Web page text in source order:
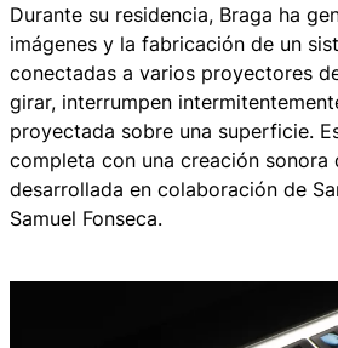
Durante su residencia, Braga ha
imágenes y la fabricación de un
conectadas a varios proyectores
girar, interrumpen
proyectada sobre una superficie.
completa con una creación sonora
desarrollada en colaboración de
Samuel Fonseca.